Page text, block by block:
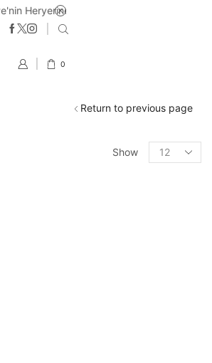
0
Return to previous page
Show
Products
per